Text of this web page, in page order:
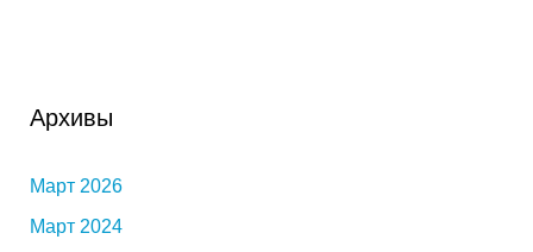
Архивы
Март 2026
Март 2024